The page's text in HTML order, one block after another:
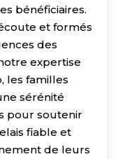
bénéficiaires.
et formés
des
expertise
les familles
sérénité
pour soutenir
fiable et
de leurs